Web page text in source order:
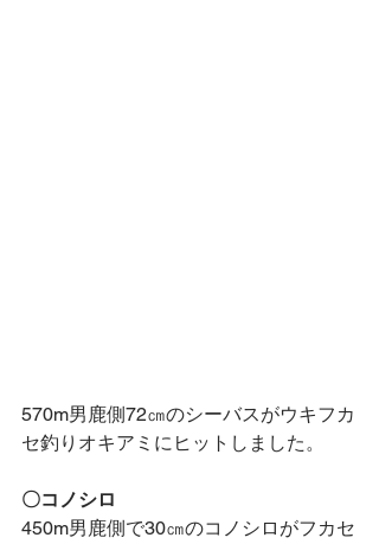
570m男鹿側72㎝のシーバスがウキフカ
セ釣りオキアミにヒットしました。
〇コノシロ
450m男鹿側で30㎝のコノシロがフカセ